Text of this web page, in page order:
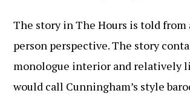
The story in The Hours is told from
person perspective. The story
monologue interior and relatively
would call Cunningham’s style